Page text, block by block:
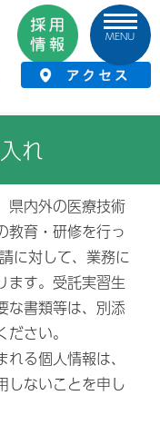
MENU
習生受入れ
れ
県内外の医療技術
教育・研修を行っ
に対して、業務に
ます。受託実習生
な書類等は、別添
さい。
る個人情報は、
しないことを申し